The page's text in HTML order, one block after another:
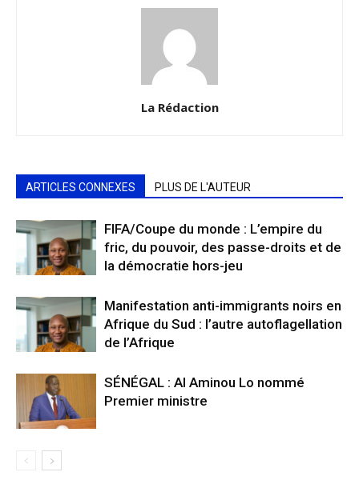
La Rédaction
ARTICLES CONNEXES PLUS DE L'AUTEUR
FIFA/Coupe du monde : L’empire du
fric, du pouvoir, des passe-droits et de
la démocratie hors-jeu
Manifestation anti-immigrants noirs en
Afrique du Sud : l’autre autoflagellation
de l’Afrique
SÉNÉGAL : Al Aminou Lo nommé
Premier ministre